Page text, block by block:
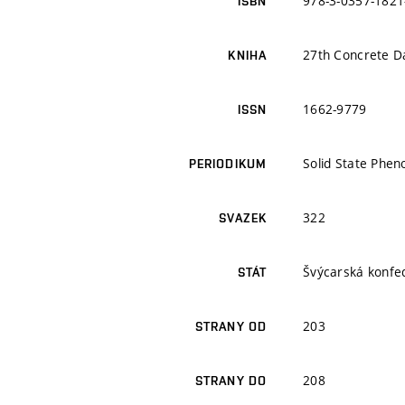
KNIHA 27th Concrete
ISSN 1662-9779
PERIODIKUM Solid State
SVAZEK 322
STÁT Švýcarská
STRANY OD 203
STRANY DO 208